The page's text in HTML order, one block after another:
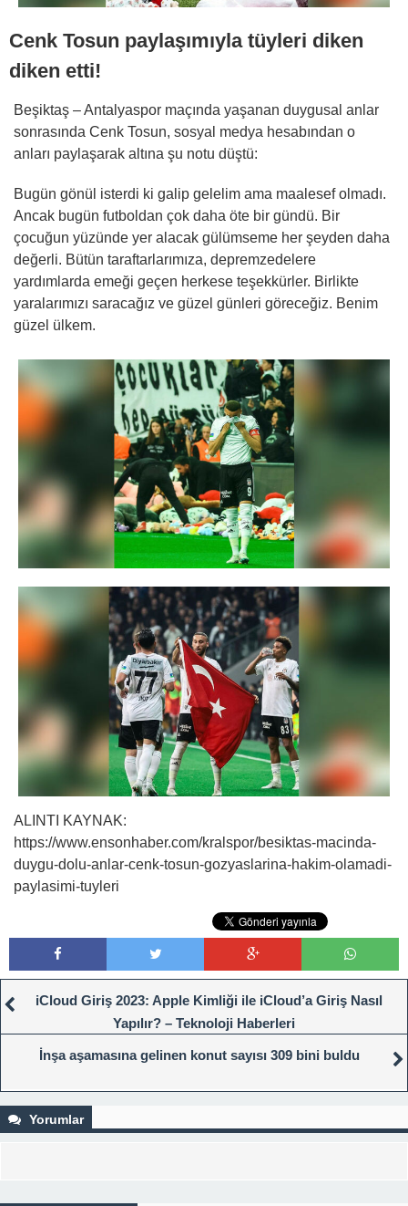
Cenk Tosun paylaşımıyla tüyleri diken
diken etti!
Beşiktaş – Antalyaspor maçında yaşanan duygusal anlar
sonrasında Cenk Tosun, sosyal medya hesabından o
anları paylaşarak altına şu notu düştü:
Bugün gönül isterdi ki galip gelelim ama maalesef olmadı.
Ancak bugün futboldan çok daha öte bir gündü. Bir
çocuğun yüzünde yer alacak gülümseme her şeyden daha
değerli. Bütün taraftarlarımıza, depremzedelere
yardımlarda emeği geçen herkese teşekkürler. Birlikte
yaralarımızı saracağız ve güzel günleri göreceğiz. Benim
güzel ülkem.
ALINTI KAYNAK:
https://www.ensonhaber.com/kralspor/besiktas-macinda-
duygu-dolu-anlar-cenk-tosun-gozyaslarina-hakim-olamadi-
paylasimi-tuyleri
iCloud Giriş 2023: Apple Kimliği ile iCloud’a Giriş Nasıl
Yapılır? – Teknoloji Haberleri
İnşa aşamasına gelinen konut sayısı 309 bini buldu
Yorumlar